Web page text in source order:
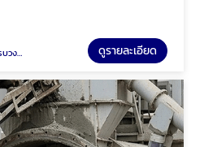
งจร ดูรายละเอียด